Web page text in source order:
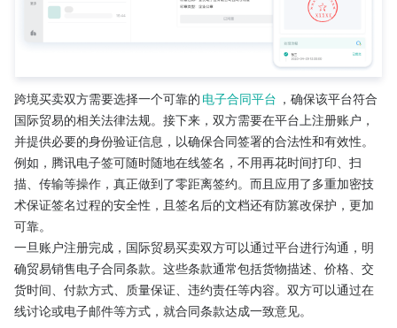
跨境买卖双方需要选择一个可靠的 电子合同平台 ，确保该平台符合
国际贸易的相关法律法规。接下来，双方需要在平台上注册账户，
并提供必要的身份验证信息，以确保合同签署的合法性和有效性。
例如，腾讯电子签可随时随地在线签名，不用再花时间打印、扫
描、传输等操作，真正做到了零距离签约。而且应用了多重加密技
术保证签名过程的安全性，且签名后的文档还有防篡改保护，更加
可靠。
一旦账户注册完成，国际贸易买卖双方可以通过平台进行沟通，明
确贸易销售电子合同条款。这些条款通常包括货物描述、价格、交
货时间、付款方式、质量保证、违约责任等内容。双方可以通过在
线讨论或电子邮件等方式，就合同条款达成一致意见。